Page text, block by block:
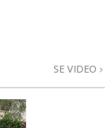
SE VIDEO